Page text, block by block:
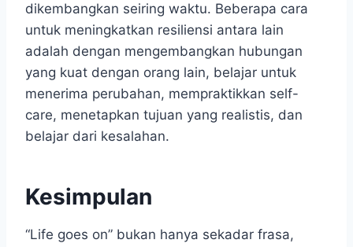
dikembangkan seiring waktu. Beberapa cara
untuk meningkatkan resiliensi antara lain
adalah dengan mengembangkan hubungan
yang kuat dengan orang lain, belajar untuk
menerima perubahan, mempraktikkan self-
care, menetapkan tujuan yang realistis, dan
belajar dari kesalahan.
Kesimpulan
“Life goes on” bukan hanya sekadar frasa,